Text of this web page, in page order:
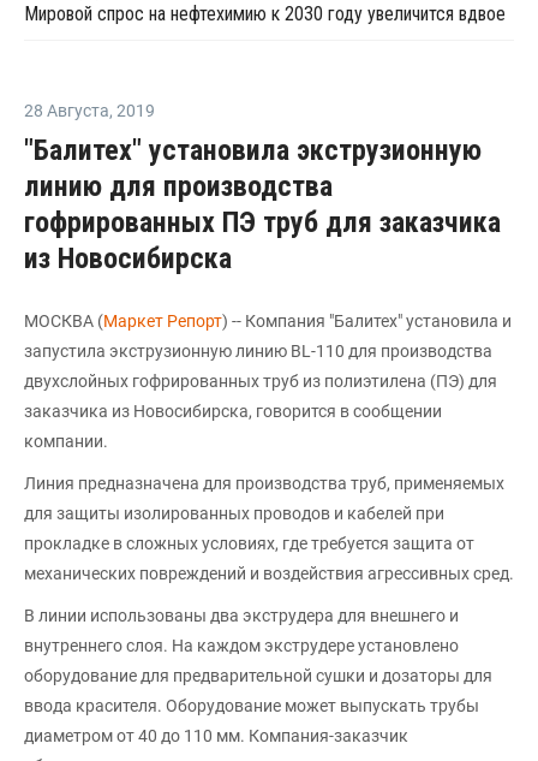
Мировой спрос на нефтехимию к 2030 году увеличится вдвое
28 Августа, 2019
"Балитех" установила экструзионную
линию для производства
гофрированных ПЭ труб для заказчика
из Новосибирска
МОСКВА (Маркет Репорт) -- Компания "Балитех" установила и
запустила экструзионную линию BL-110 для производства
двухслойных гофрированных труб из полиэтилена (ПЭ) для
заказчика из Новосибирска, говорится в сообщении
компании.
Линия предназначена для производства труб, применяемых
для защиты изолированных проводов и кабелей при
прокладке в сложных условиях, где требуется защита от
механических повреждений и воздействия агрессивных сред.
В линии использованы два экструдера для внешнего и
внутреннего слоя. На каждом экструдере установлено
оборудование для предварительной сушки и дозаторы для
ввода красителя. Оборудование может выпускать трубы
диаметром от 40 до 110 мм. Компания-заказчик